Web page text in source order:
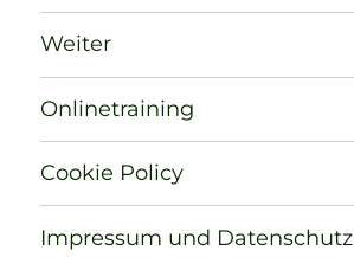
Weiter
Onlinetraining
Cookie Policy
Impressum und Datenschutz